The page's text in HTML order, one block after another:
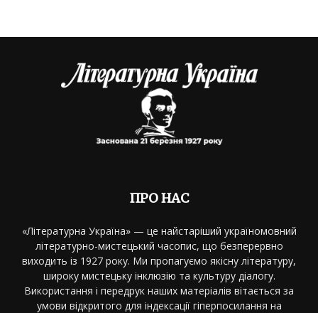
ПРО НАС
«Літературна Україна» — це найстаріший україномовний
літературно-мистецький часопис, що безперервно
виходить із 1927 року. Ми пропагуємо якісну літературу,
широку мистецьку інклюзію та культуру діалогу.
Використання і передрук наших матеріалів вітається за
умови відкритого для індексації гіперпосилання на